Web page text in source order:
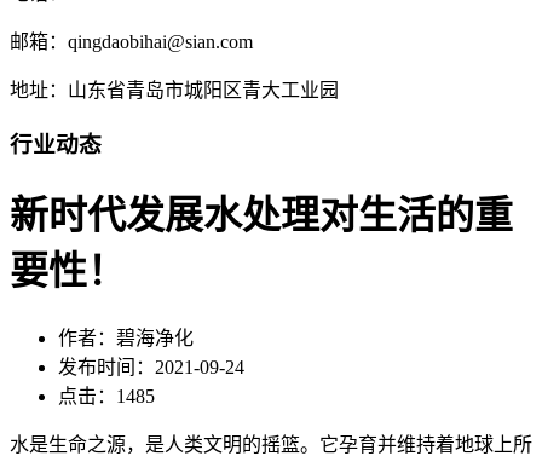
邮箱：qingdaobihai@sian.com
地址：山东省青岛市城阳区青大工业园
行业动态
新时代发展水处理对生活的重
要性！
作者：碧海净化
发布时间：2021-09-24
点击：1485
水是生命之源，是人类文明的摇篮。它孕育并维持着地球上所